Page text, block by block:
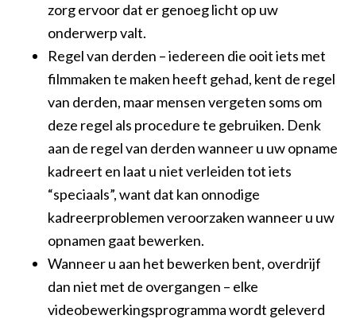
zorg ervoor dat er genoeg licht op uw
onderwerp valt.
Regel van derden – iedereen die ooit iets met
filmmaken te maken heeft gehad, kent de regel
van derden, maar mensen vergeten soms om
deze regel als procedure te gebruiken. Denk
aan de regel van derden wanneer u uw opname
kadreert en laat u niet verleiden tot iets
“speciaals”, want dat kan onnodige
kadreerproblemen veroorzaken wanneer u uw
opnamen gaat bewerken.
Wanneer u aan het bewerken bent, overdrijf
dan niet met de overgangen – elke
videobewerkingsprogramma wordt geleverd